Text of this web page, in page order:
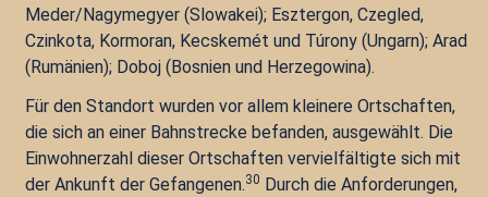
Meder/Nagymegyer (Slowakei); Еsztergon, Czegled,
Czinkota, Kormoran, Kecskemét und Túrony (Ungarn); Arad
(Rumänien); Doboj (Bosnien und Herzegowina).
Für den Standort wurden vor allem kleinere Ortschaften,
die sich an einer Bahnstrecke befanden, ausgewählt. Die
Einwohnerzahl dieser Ortschaften vervielfältigte sich mit
der Ankunft der Gefangenen.30 Durch die Anforderungen,